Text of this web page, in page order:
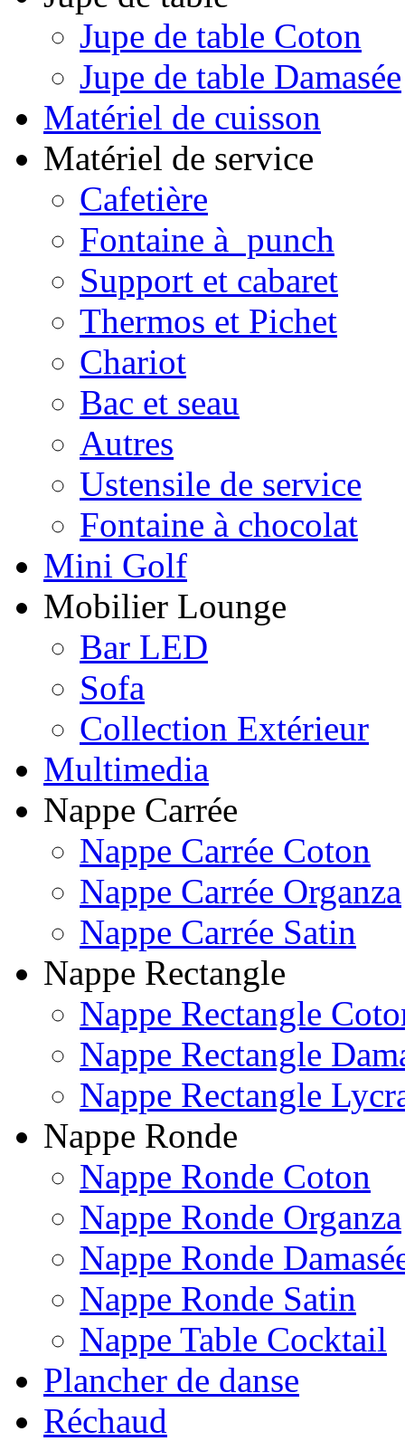
Jupe de table Coton
Jupe de table Damasée
Matériel de cuisson
Matériel de service
Cafetière
Fontaine à punch
Support et cabaret
Thermos et Pichet
Chariot
Bac et seau
Autres
Ustensile de service
Fontaine à chocolat
Mini Golf
Mobilier Lounge
Bar LED
Sofa
Collection Extérieur
Multimedia
Nappe Carrée
Nappe Carrée Coton
Nappe Carrée Organza
Nappe Carrée Satin
Nappe Rectangle
Nappe Rectangle
Nappe Rectangle
Nappe Rectangle
Nappe Ronde
Nappe Ronde Coton
Nappe Ronde Organza
Nappe Ronde
Nappe Ronde Satin
Nappe Table Cocktail
Plancher de danse
Réchaud